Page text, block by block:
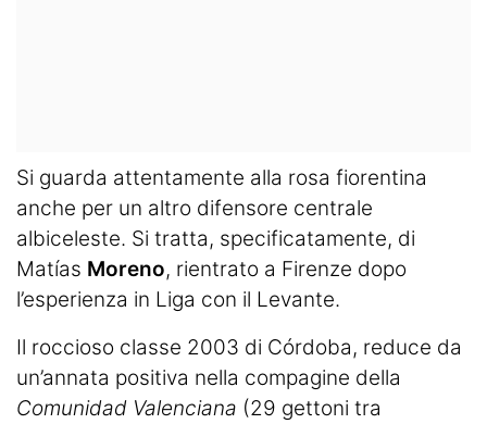
Si guarda attentamente alla rosa fiorentina
anche per un altro difensore centrale
albiceleste. Si tratta, specificatamente, di
Matías Moreno, rientrato a Firenze dopo
l’esperienza in Liga con il Levante.
Il roccioso classe 2003 di Córdoba, reduce da
un’annata positiva nella compagine della
Comunidad Valenciana (29 gettoni tra